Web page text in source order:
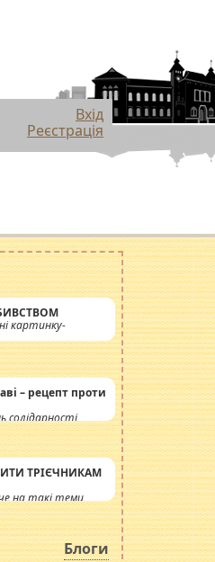
Вхід
Реєстрація
картинку-
– рецепт проти
солідарності
ТРІЄЧНИКАМ
на такі теми,
сьогоднішні
питання.
соціальна
Блоги